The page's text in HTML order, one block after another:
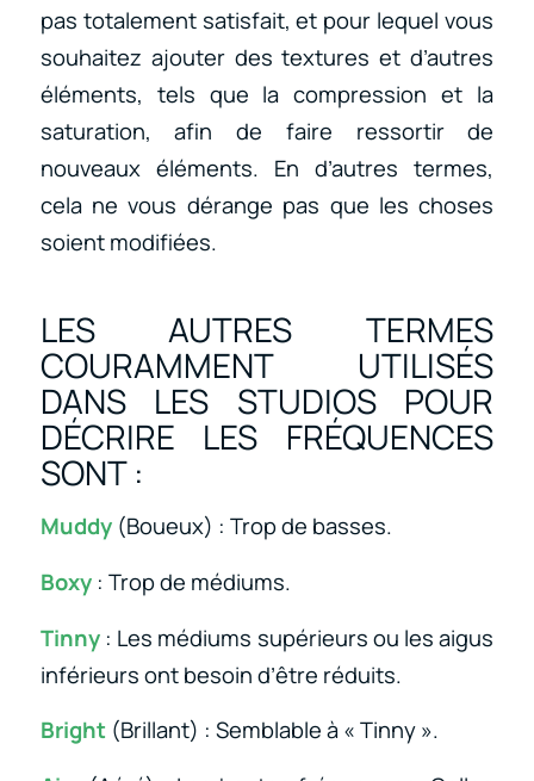
pas totalement satisfait, et pour lequel vous
souhaitez ajouter des textures et d’autres
éléments, tels que la compression et la
saturation, afin de faire ressortir de
nouveaux éléments. En d’autres termes,
cela ne vous dérange pas que les choses
soient modifiées.
LES AUTRES TERMES
COURAMMENT UTILISÉS
DANS LES STUDIOS POUR
DÉCRIRE LES FRÉQUENCES
SONT :
Muddy(Boueux) : Trop de basses.
Boxy: Trop de médiums.
Tinny: Les médiums supérieurs ou les aigus
inférieurs ont besoin d’être réduits.
Bright (Brillant) : Semblable à « Tinny ».